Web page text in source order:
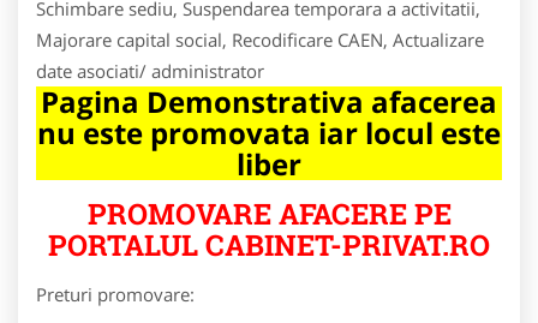
Schimbare sediu, Suspendarea temporara a activitatii,
Majorare capital social, Recodificare CAEN, Actualizare
date asociati/ administrator
Pagina Demonstrativa afacerea
nu este promovata iar locul este
liber
PROMOVARE AFACERE PE
PORTALUL CABINET-PRIVAT.RO
Preturi promovare: